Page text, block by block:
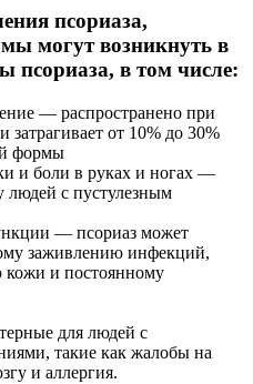
псориаза,
могут возникнуть в
псориаза, в том числе:
— распространено при
затрагивает от 10% до 30%
формы
и боли в руках и ногах —
людей с пустулезным
— псориаз может
заживлению инфекций,
и постоянному
для людей с
такие как жалобы на
и аллергия.